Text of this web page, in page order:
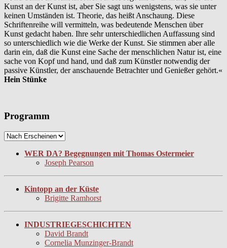
Kunst an der Kunst ist, aber Sie sagt uns wenigstens, was sie unter
keinen Umständen ist. Theorie, das heißt Anschaung. Diese
Schriftenreihe will vermitteln, was bedeutende Menschen über
Kunst gedacht haben. Ihre sehr unterschiedlichen Auffassung sind
so unterschiedlich wie die Werke der Kunst. Sie stimmen aber alle
darin ein, daß die Kunst eine Sache der menschlichen Natur ist, eine
sache von Kopf und hand, und daß zum Künstler notwendig der
passive Künstler, der anschauende Betrachter und Genießer gehört.«
Hein Stünke
Programm
WER DA? Begegnungen mit Thomas Ostermeier
Joseph Pearson
Kintopp an der Küste
Brigitte Ramhorst
INDUSTRIEGESCHICHTEN
David Brandt
Cornelia Munzinger-Brandt